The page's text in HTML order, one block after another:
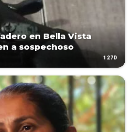
en Bella Vista
a sospechoso
127D